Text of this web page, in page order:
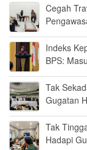
Cegah
Indeks
BPS:
Tak
Gugatan
Tak
Hadapi